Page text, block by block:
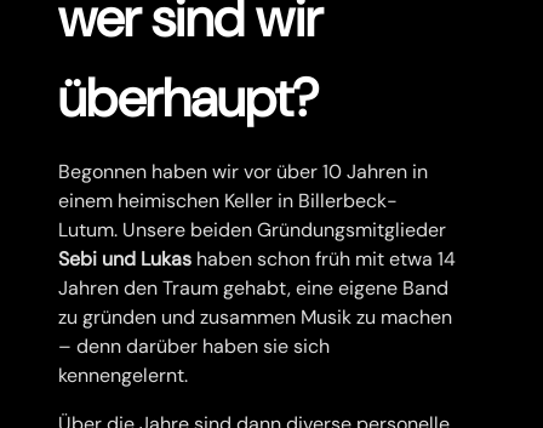
wer sind wir
überhaupt?
Begonnen haben wir vor über 10 Jahren in
einem heimischen Keller in Billerbeck-
Lutum. Unsere beiden Gründungsmitglieder
Sebi und Lukas haben schon früh mit etwa 14
Jahren den Traum gehabt, eine eigene Band
zu gründen und zusammen Musik zu machen
– denn darüber haben sie sich
kennengelernt.